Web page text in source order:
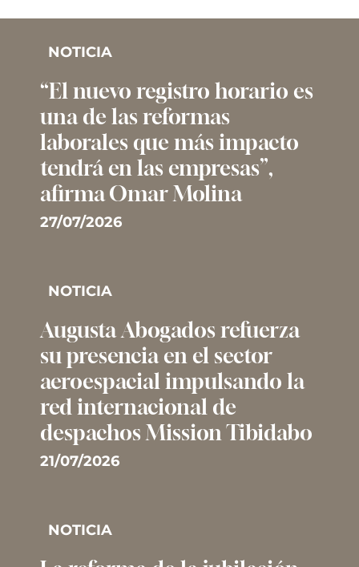
NOTICIA
“El nuevo registro horario es
una de las reformas
laborales que más impacto
tendrá en las empresas”,
afirma Omar Molina
27/07/2026
NOTICIA
Augusta Abogados refuerza
su presencia en el sector
aeroespacial impulsando la
red internacional de
despachos Mission Tibidabo
21/07/2026
NOTICIA